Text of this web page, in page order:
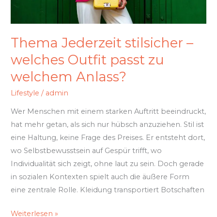
Thema Jederzeit stilsicher –
welches Outfit passt zu
welchem Anlass?
Lifestyle / admin
Wer Menschen mit einem starken Auftritt beeindruckt,
hat mehr getan, als sich nur hübsch anzuziehen. Stil ist
eine Haltung, keine Frage des Preises. Er entsteht dort,
wo Selbstbewusstsein auf Gespür trifft, wo
Individualität sich zeigt, ohne laut zu sein. Doch gerade
in sozialen Kontexten spielt auch die äußere Form
eine zentrale Rolle. Kleidung transportiert Botschaften
welchem
Weiterlesen »